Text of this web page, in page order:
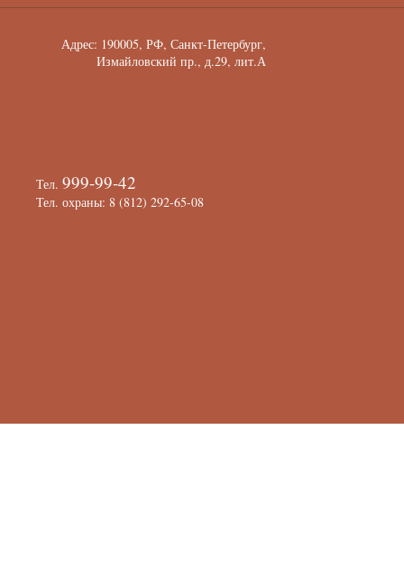
Тел. 999-99-42
Тел. охраны: 8 (812) 292-65-08
Адрес: 190005, РФ, Санкт-Петербург,
Измайловский пр., д.29, лит.А